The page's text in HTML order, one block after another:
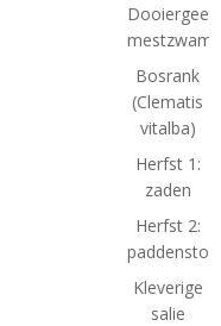
Dooiergeel
Bosrank
(Clematis
vitalba)
Herfst 1:
zaden
Herfst 2:
Kleverige
salie